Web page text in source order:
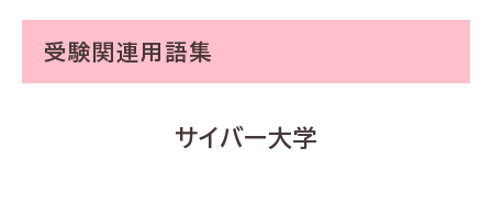
受験関連用語集
サイバー大学